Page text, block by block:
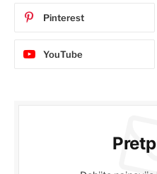
Pinterest
YouTube